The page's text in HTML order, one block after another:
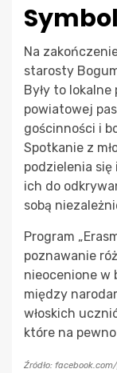
Na
starosty
Były to
powiatowej
gościnności i
Spotkanie z
podzielenia
ich do
sobą
Program
poznawanie
nieocenione w
między
włoskich
które na
Źródło: